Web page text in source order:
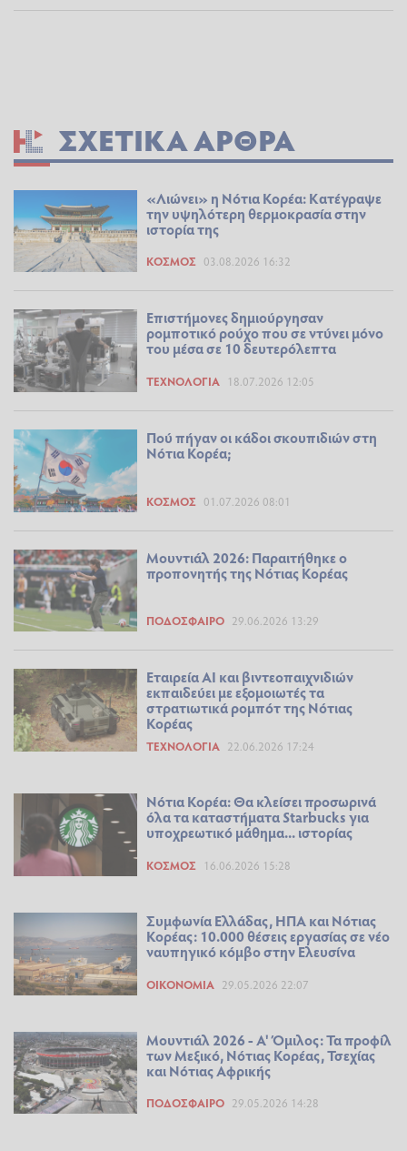
ΣΧΕΤΙΚΆ ΆΡΘΡΑ
«Λιώνει» η Νότια Κορέα: Kατέγραψε
την υψηλότερη θερμοκρασία στην
ιστορία της
ΚΌΣΜΟΣ 03.08.2026 16:32
Επιστήμονες δημιούργησαν
ρομποτικό ρούχο που σε ντύνει μόνο
του μέσα σε 10 δευτερόλεπτα
ΤΕΧΝΟΛΟΓΊΑ 18.07.2026 12:05
Πού πήγαν οι κάδοι σκουπιδιών στη
Νότια Κορέα;
ΚΌΣΜΟΣ 01.07.2026 08:01
Μουντιάλ 2026: Παραιτήθηκε ο
προπονητής της Νότιας Κορέας
ΠΟΔΌΣΦΑΙΡΟ 29.06.2026 13:29
Εταιρεία ΑΙ και βιντεοπαιχνιδιών
εκπαιδεύει με εξομοιωτές τα
στρατιωτικά ρομπότ της Νότιας
Κορέας
ΤΕΧΝΟΛΟΓΊΑ 22.06.2026 17:24
Νότια Κορέα: Θα κλείσει προσωρινά
όλα τα καταστήματα Starbucks για
υποχρεωτικό μάθημα... ιστορίας
ΚΌΣΜΟΣ 16.06.2026 15:28
Συμφωνία Ελλάδας, ΗΠΑ και Νότιας
Κορέας: 10.000 θέσεις εργασίας σε νέο
ναυπηγικό κόμβο στην Ελευσίνα
ΟΙΚΟΝΟΜΊΑ 29.05.2026 22:07
Μουντιάλ 2026 - Α' Όμιλος: Τα προφίλ
των Μεξικό, Νότιας Κορέας, Τσεχίας
και Νότιας Αφρικής
ΠΟΔΌΣΦΑΙΡΟ 29.05.2026 14:28